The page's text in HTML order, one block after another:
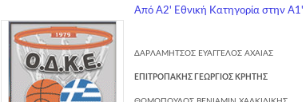
Από A2' Eθνική Κατηγορία στην Α1'
ΔΑΡΛΑΜΗΤΣΟΣ ΕΥΑΓΓΕΛΟΣ ΑΧΑΙΑΣ
ΕΠΙΤΡΟΠΑΚΗΣ ΓΕΩΡΓΙΟΣ ΚΡΗΤΗΣ